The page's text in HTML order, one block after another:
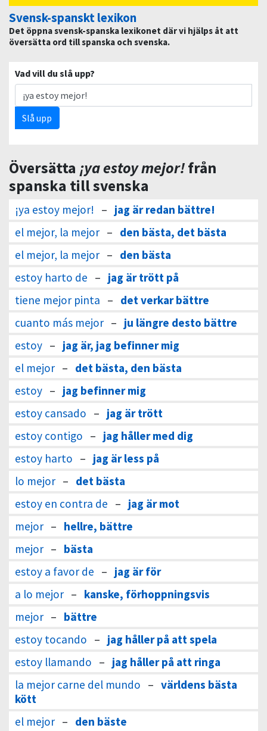
Svensk-spanskt lexikon
Det öppna svensk-spanska lexikonet där vi hjälps åt att
översätta ord till spanska och svenska.
Vad vill du slå upp?
Slå upp
Översätta ¡ya estoy mejor!från
spanska till svenska
¡ya estoy mejor! – jag är redan bättre!
el mejor, la mejor – den bästa, det bästa
el mejor, la mejor – den bästa
estoy harto de – jag är trött på
tiene mejor pinta – det verkar bättre
cuanto más mejor – ju längre desto bättre
estoy – jag är, jag befinner mig
el mejor – det bästa, den bästa
estoy – jag befinner mig
estoy cansado – jag är trött
estoy contigo – jag håller med dig
estoy harto – jag är less på
lo mejor – det bästa
estoy en contra de – jag är mot
mejor – hellre, bättre
mejor – bästa
estoy a favor de – jag är för
a lo mejor – kanske, förhoppningsvis
mejor – bättre
estoy tocando – jag håller på att spela
estoy llamando – jag håller på att ringa
la mejor carne del mundo – världens bästa
kött
el mejor – den bäste